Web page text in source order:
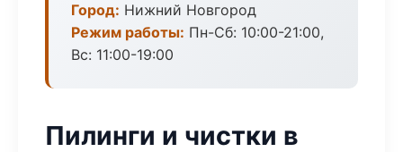
Город: Нижний Новгород
Режим работы: Пн-Сб: 10:00-21:00,
Вс: 11:00-19:00
Пилинги и чистки в